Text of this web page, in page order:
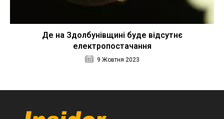
Де на Здолбунівщині буде відсутнє
електропостачання
9 Жовтня 2023